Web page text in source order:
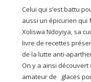
Celui qui s’est battu
aussi un épicurien qui
Xoliswa Ndoyiya, sa
livre de recettes
de la lutte anti-
On y a ainsi
amateur de glaces